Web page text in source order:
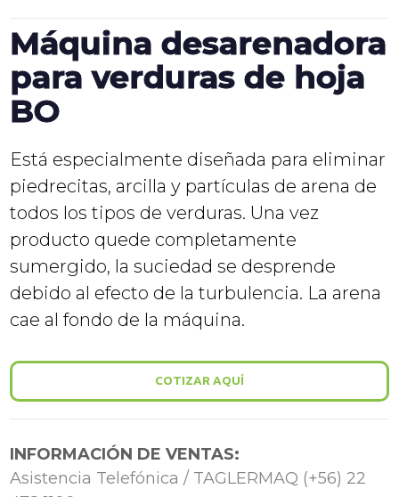
Máquina desarenadora
para verduras de hoja
BO
Está especialmente diseñada para eliminar
piedrecitas, arcilla y partículas de arena de
todos los tipos de verduras. Una vez
producto quede completamente
sumergido, la suciedad se desprende
debido al efecto de la turbulencia. La arena
cae al fondo de la máquina.
COTIZAR AQUÍ
INFORMACIÓN DE VENTAS:
Asistencia Telefónica / TAGLERMAQ (+56) 22